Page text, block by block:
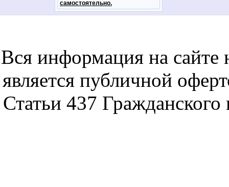
самостоятельно.
Вся информация на сайте
является публичной
Статьи 437